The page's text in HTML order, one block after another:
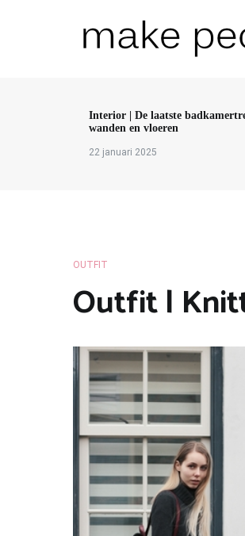
Interior | De laatste
wanden en vloeren
22 januari 2025
OUTFIT
Outfit |